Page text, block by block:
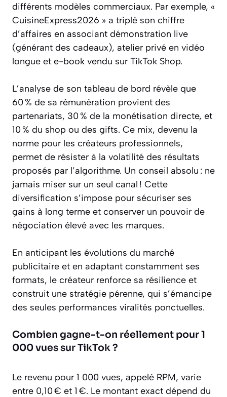
différents modèles commerciaux. Par exemple, «
CuisineExpress2026 » a triplé son chiffre
d’affaires en associant démonstration live
(générant des cadeaux), atelier privé en vidéo
longue et e-book vendu sur TikTok Shop.
L’analyse de son tableau de bord révèle que
60 % de sa rémunération provient des
partenariats, 30 % de la monétisation directe, et
10 % du shop ou des gifts. Ce mix, devenu la
norme pour les créateurs professionnels,
permet de résister à la volatilité des résultats
proposés par l’algorithme. Un conseil absolu : ne
jamais miser sur un seul canal ! Cette
diversification s’impose pour sécuriser ses
gains à long terme et conserver un pouvoir de
négociation élevé avec les marques.
En anticipant les évolutions du marché
publicitaire et en adaptant constamment ses
formats, le créateur renforce sa résilience et
construit une stratégie pérenne, qui s’émancipe
des seules performances viralités ponctuelles.
Combien gagne-t-on réellement pour 1
000 vues sur TikTok ?
Le revenu pour 1 000 vues, appelé RPM, varie
entre 0,10 € et 1 €. Le montant exact dépend du